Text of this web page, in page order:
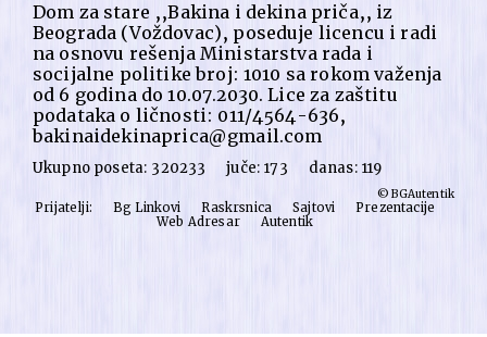
Dom za stare ,,Bakina i dekina priča,, iz
Beograda (Voždovac), poseduje licencu i radi
na osnovu rešenja Ministarstva rada i
socijalne politike broj: 1010 sa rokom važenja
od 6 godina do 10.07.2030. Lice za zaštitu
podataka o ličnosti: 011/4564-636,
bakinaidekinaprica@gmail.com
Ukupno poseta: 320233 juče: 173 danas: 119
© BGAutentik
Prijatelji: Bg Linkovi Raskrsnica Sajtovi
Prezentacije
Web Adresar
Autentik